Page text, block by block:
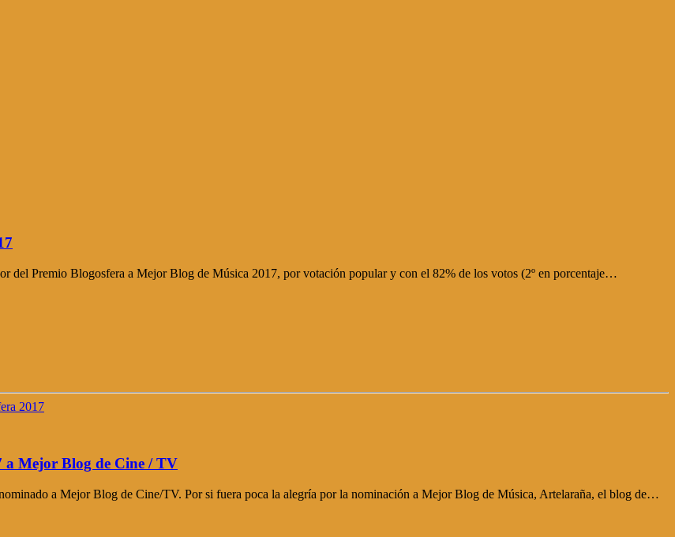
del Premio Blogosfera a Mejor Blog de Música 2017, por votación popular y con el 82% de los votos (2º en porcentaje…
a Mejor Blog de Cine / TV
a Mejor Blog de Cine/TV. Por si fuera poca la alegría por la nominación a Mejor Blog de Música, Artelaraña, el blog de…